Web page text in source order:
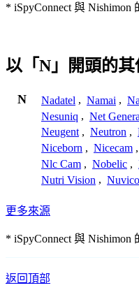
* iSpyConnect 與
以「N」開頭的
N Nadatel , Namai ,
Nesuniq , Net
Neugent , Neutron ,
Niceborn , Nicecam ,
Nlc Cam , Nobelic ,
Nutri Vision , Nuvico
更多來源
* iSpyConnect 與
返回頂部